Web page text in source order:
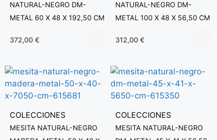
NATURAL-NEGRO DM-
METAL 60 X 48 X 192,50 CM
372,00 €
NATURAL-NEGRO DM-
METAL 100 X 48 X 56,50 CM
312,00 €
COLECCIONES
MESITA NATURAL-NEGRO
COLECCIONES
MESITA NATURAL-NEGRO